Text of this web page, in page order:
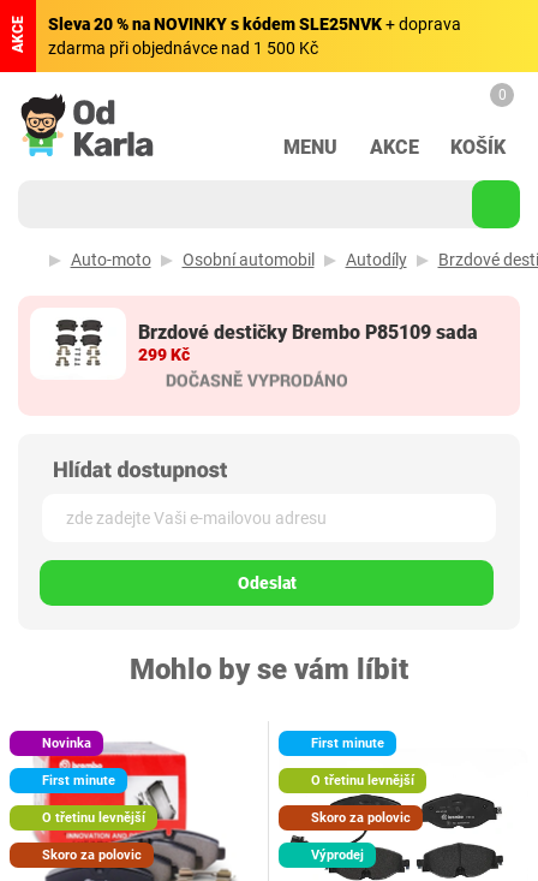
AKCE Sleva 20 % na NOVINKY s kódem SLE25NVK+ doprava
zdarma při objednávce nad 1 500 Kč
MENU AKCE
0
KOŠÍK
Auto-moto Osobní automobil Autodíly Brzdové
Brzdové destičky Brembo P85109 sada
299 Kč
Odeslat
Mohlo by se vám líbit
Novinka
First minute
O třetinu levnější
Skoro za polovic
First minute
O třetinu levnější
Skoro za polovic
Výprodej